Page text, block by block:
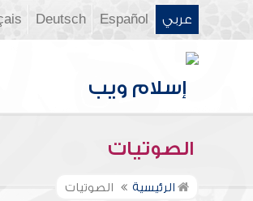
عربي Español
Deutsch
الصوتيات
الرئيسية الصوتيات